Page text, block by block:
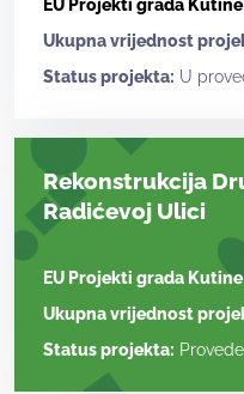
EU Projekti grada Kutine
Ukupna vrijednost
Status projekta: U
Rekonstrukcija
Radićevoj Ulici
EU Projekti grada Kutine
Ukupna vrijednost
Status projekta: